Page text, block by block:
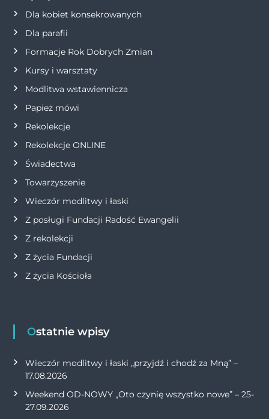
w
p
i
s
u
Dla kobiet konsekrowanych
Dla parafii
Formacje Rok Dobrych Zmian
Kursy i warsztaty
Modlitwa wstawiennicza
Papież mówi
Rekolekcje
Rekolekcje ONLINE
Świadectwa
Towarzyszenie
Wieczór modlitwy i łaski
Z posługi Fundacji Radość Ewangelii
Z rekolekcji
Z życia Fundacji
Z życia Kościoła
Ostatnie wpisy
Wieczór modlitwy i łaski „przyjdź i chodź za Mną” –
17.08.2026
Weekend OD-NOWY „Oto czynię wszystko nowe” – 25-
27.09.2026